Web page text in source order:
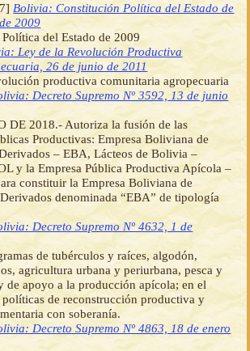
Bolivia: Constitución Política del Estado de
2009
del Estado de 2009
Ley de la Revolución Productiva
26 de junio de 2011
productiva comunitaria agropecuaria
Decreto Supremo Nº 3592, 13 de junio
DE 2018.- Autoriza la fusión de las
Productivas: Empresa Boliviana de
– EBA, Lácteos de Bolivia –
y la Empresa Pública Productiva Apícola –
constituir la Empresa Boliviana de
denominada “EBA” de tipología
Decreto Supremo Nº 4632, 1 de
de tubérculos y raíces, algodón,
agricultura urbana y periurbana, pesca y
de apoyo a la producción apícola; en el
políticas de reconstrucción productiva y
con soberanía.
Decreto Supremo Nº 4863, 18 de enero